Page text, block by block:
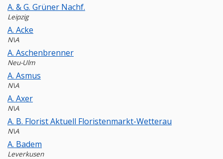
A. & G. Grüner Nachf.
Leipzig
A. Acke
N\A
A. Aschenbrenner
Neu-Ulm
A. Asmus
N\A
A. Axer
N\A
A. B. Florist Aktuell Floristenmarkt-Wetterau
N\A
A. Badem
Leverkusen